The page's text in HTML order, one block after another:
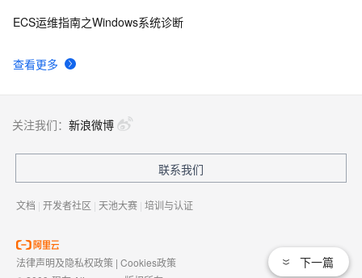
查看更多
ECS运维指南之Windows系统诊断
下一篇
关注我们： 新浪微博
联系我们
文档 | 开发者社区 | 天池大赛 | 培训与认证
法律声明及隐私权政策 | Cookies政策